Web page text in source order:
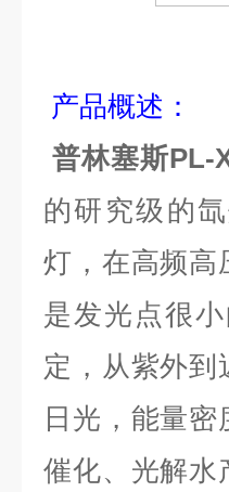
产品概述 ：
普林塞斯PL-
的研究级的
灯，在高频高
是发光点很
定，从紫外
日光，能量
催化、光解水